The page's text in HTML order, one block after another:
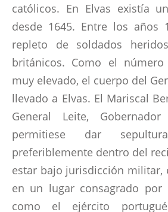
LIBROS ESCRITOS POR
CONTACTOS
católicos. En Elvas existía
desde 1645. Entre los años
repleto de soldados
británicos. Como el
muy elevado, el cuerpo del
llevado a Elvas. El Mariscal
General Leite,
permitiese dar
preferiblemente dentro del
estar bajo jurisdicción militar,
en un lugar consagrado por
como el ejército